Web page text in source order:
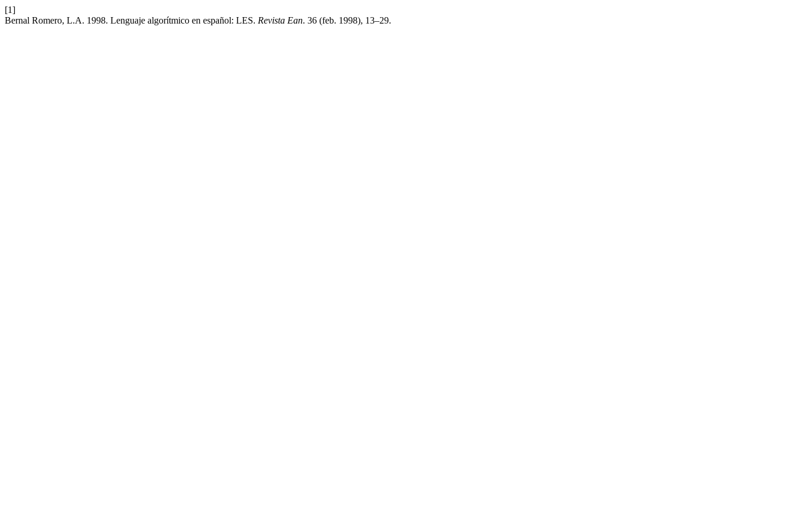
[1]
Bernal Romero, L.A. 1998. Lenguaje algorítmico en español: LES. Revista Ean. 36 (feb. 1998), 13–29.